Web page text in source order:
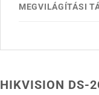
MEGVILÁGÍTÁSI
HIKVISION DS-